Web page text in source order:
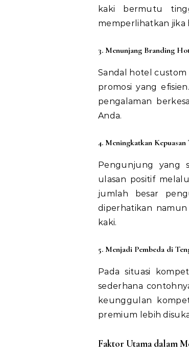
kaki bermutu
memperlihatkan jika
3. Menunjang Branding
Sandal hotel
promosi yang
pengalaman
Anda.
4. Meningkatkan
Pengunjung yang
ulasan positif
jumlah besar
diperhatikan
kaki.
5. Menjadi Pembeda di
Pada situasi
sederhana
keunggulan
premium lebih
Faktor Utama dalam